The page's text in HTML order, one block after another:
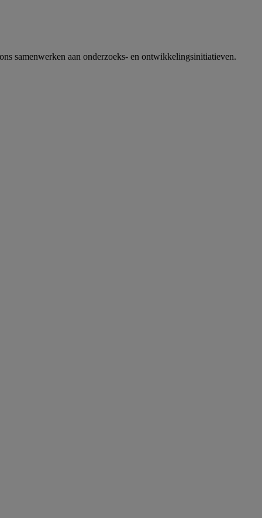
samenwerken aan onderzoeks- en ontwikkelingsinitiatieven.